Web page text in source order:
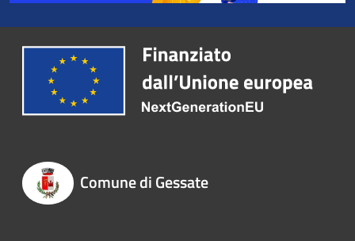
Comune di Gessate